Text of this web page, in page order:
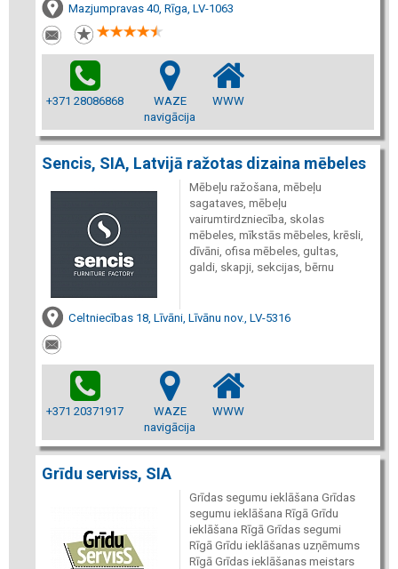
Mazjumpravas 40, Rīga, LV-1063
+371 28086868
WAZE
navigācija
WWW
Sencis, SIA, Latvijā ražotas dizaina mēbeles
Mēbeļu ražošana, mēbeļu
sagataves, mēbeļu
vairumtirdzniecība, skolas
mēbeles, mīkstās mēbeles, krēsli,
dīvāni, ofisa mēbeles, gultas,
galdi, skapji, sekcijas, bērnu
Celtniecības 18, Līvāni, Līvānu nov., LV-5316
+371 20371917
WAZE
navigācija
WWW
Grīdu serviss, SIA
Grīdas segumu ieklāšana Grīdas
segumu ieklāšana Rīgā Grīdu
ieklāšana Rīgā Grīdas segumi
Rīgā Grīdu ieklāšanas uzņēmums
Rīgā Grīdas ieklāšanas meistars